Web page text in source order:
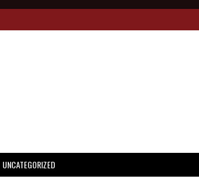
UNCATEGORIZED